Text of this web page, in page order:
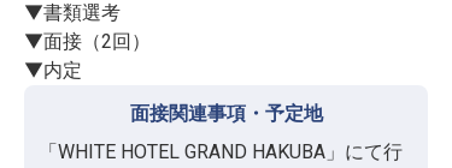
▼書類選考
▼面接（2回）
▼内定
面接関連事項・予定地
「WHITE HOTEL GRAND HAKUBA」にて行